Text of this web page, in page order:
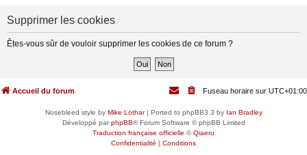
Supprimer les cookies
Êtes-vous sûr de vouloir supprimer les cookies de ce forum ?
Accueil du forum Fuseau horaire sur UTC+01:00
Nosebleed style by Mike Lothar| Ported to phpBB3.3 by Ian Bradley
Développé parphpBB® Forum Software © phpBB Limited
Traduction française officielle ©Qiaeru
Confidentialité | Conditions